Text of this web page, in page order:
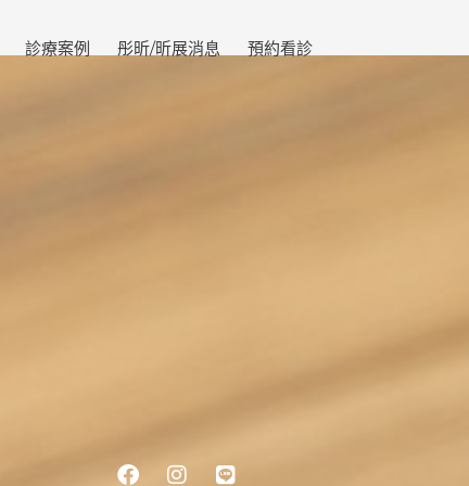
診療案例 彤昕/昕展消息 預約看診
Facebook
Instagram
Line